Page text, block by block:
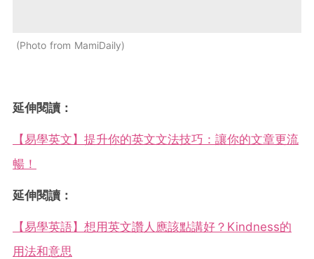
Photo from MamiDaily
延伸閱讀：
【易學英文】提升你的英文文法技巧：讓你的文章更流
暢！
延伸閱讀：
【易學英語】想用英文讚人應該點講好？Kindness的
用法和意思